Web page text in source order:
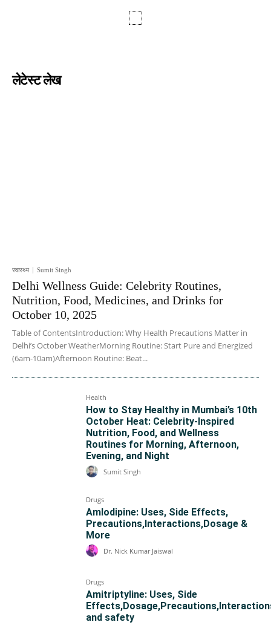
लेटेस्ट लेख
स्वास्थ्य Sumit Singh
Delhi Wellness Guide: Celebrity Routines,
Nutrition, Food, Medicines, and Drinks for
October 10, 2025
Table of ContentsIntroduction: Why Health Precautions Matter in
Delhi’s October WeatherMorning Routine: Start Pure and Energized
(6am-10am)Afternoon Routine: Beat...
Health
How to Stay Healthy in Mumbai’s 10th
October Heat: Celebrity-Inspired
Nutrition, Food, and Wellness
Routines for Morning, Afternoon,
Evening, and Night
Sumit Singh
Drugs
Amlodipine: Uses, Side Effects,
Precautions,Interactions,Dosage &
More
Dr. Nick Kumar Jaiswal
Drugs
Amitriptyline: Uses, Side
and safety